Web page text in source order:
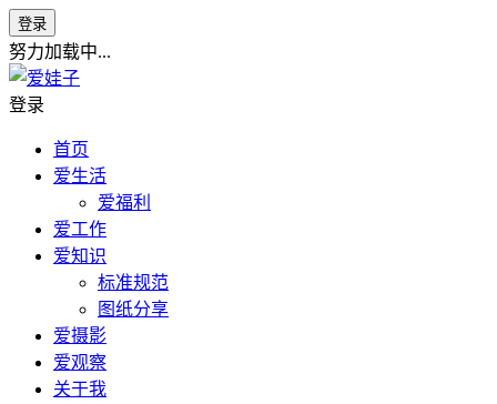
登录
努力加载中...
登录
首页
爱生活
爱福利
爱工作
爱知识
标准规范
图纸分享
爱摄影
爱观察
关于我